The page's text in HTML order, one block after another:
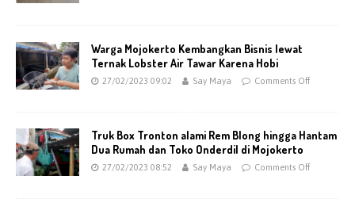
Warga Mojokerto Kembangkan Bisnis lewat
Ternak Lobster Air Tawar Karena Hobi
27/02/2023 09:02 Say Maya Comments Off
Truk Box Tronton alami Rem Blong hingga Hantam
Dua Rumah dan Toko Onderdil di Mojokerto
27/02/2023 08:52 Say Maya Comments Off